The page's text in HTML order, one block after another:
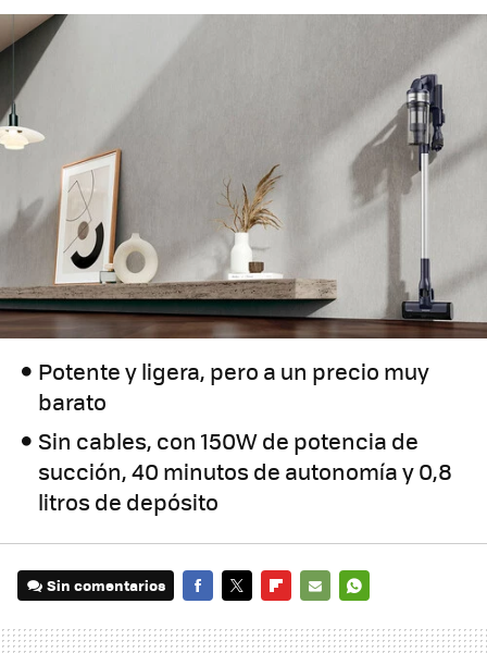
Potente y ligera, pero a un precio muy
barato
Sin cables, con 150W de potencia de
succión, 40 minutos de autonomía y 0,8
litros de depósito
Sin comentarios
MAIL